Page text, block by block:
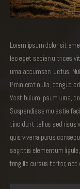
Lorem ipsum dolor sit
leo eget sapien ultrices
urna accumsan luctus.
Proin erat nulla, congue
Vestibulum ipsum urna,
Suspendisse molestie
tincidunt tellus sed risus
quis viverra purus
sagittis elementum
fringilla cursus tortor,